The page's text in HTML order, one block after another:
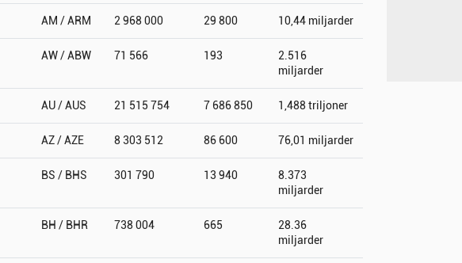
AM / ARM 2 968 000 29 800 10,44 miljarder
AW / ABW 71 566 193
2.516
miljarder
AU / AUS 21 515 754 7 686 850 1,488 triljoner
AZ / AZE 8 303 512 86 600 76,01 miljarder
BS / BHS 301 790 13 940
8.373
miljarder
BH / BHR 738 004 665
28.36
miljarder